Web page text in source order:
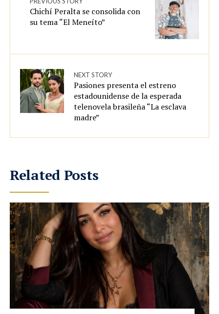
Chichí Peralta se consolida con
su tema “El Meneíto”
NEXT STORY
Pasiones presenta el estreno
estadounidense de la esperada
telenovela brasileña “La esclava
madre”
Related Posts